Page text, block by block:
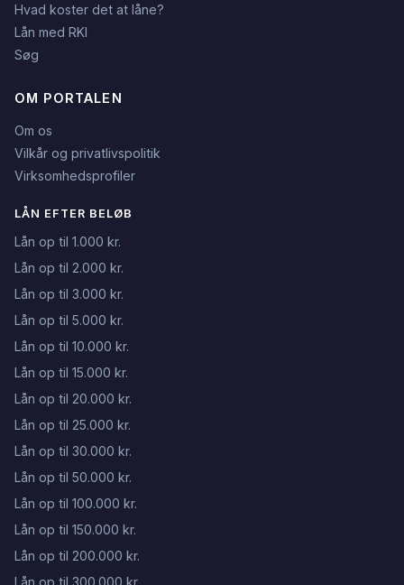
Hvad koster det at låne?
Lån med RKI
Søg
OM PORTALEN
Om os
Vilkår og privatlivspolitik
Virksomhedsprofiler
LÅN EFTER BELØB
Lån op til 1.000 kr.
Lån op til 2.000 kr.
Lån op til 3.000 kr.
Lån op til 5.000 kr.
Lån op til 10.000 kr.
Lån op til 15.000 kr.
Lån op til 20.000 kr.
Lån op til 25.000 kr.
Lån op til 30.000 kr.
Lån op til 50.000 kr.
Lån op til 100.000 kr.
Lån op til 150.000 kr.
Lån op til 200.000 kr.